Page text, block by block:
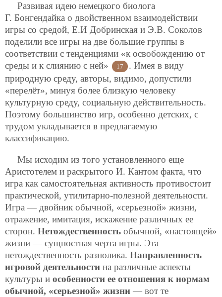
Развивая идею немецкого биолога
Г. Бонгендайка о двойственном взаимодействии
игры со средой, Е.И Добринская и Э.В. Соколов
поделили все игры на две большие группы в
соответствии с тенденциями «к освобождению от
среды и к слиянию с ней»
17
. Имея в виду
природную среду, авторы, видимо, допустили
«перелёт», минуя более близкую человеку
культурную среду, социальную действительность.
Поэтому большинство игр, особенно детских, с
трудом укладывается в предлагаемую
классификацию.
Мы исходим из того установленного еще
Аристотелем и раскрытого И. Кантом факта, что
игра как самостоятельная активность противостоит
практической, утилитарно-полезной деятельности.
Игра — двойник обычной, «серьезной» жизни,
отражение, имитация, искажение различных ее
сторон. Нетождественность обычной, «настоящей»
жизни — сущностная черта игры. Эта
нетождественность разнолика. Направленность
игровой деятельности на различные аспекты
культуры и особенности ее отношения к нормам
обычной, «серьезной» жизни — вот те